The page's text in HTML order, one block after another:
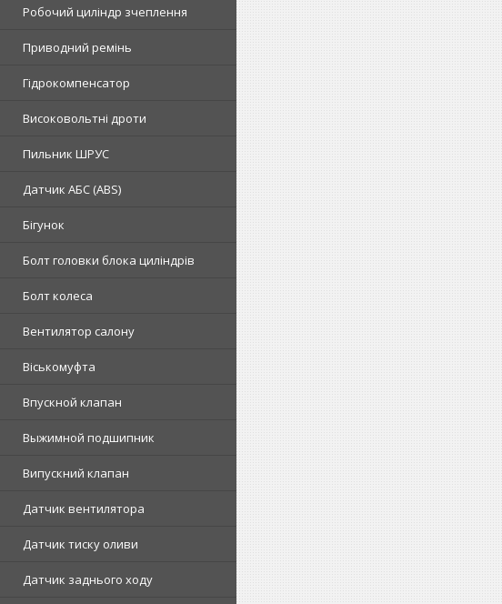
Робочий циліндр зчеплення
Приводний ремінь
Гідрокомпенсатор
Високовольтні дроти
Пильник ШРУС
Датчик АБС (ABS)
Бігунок
Болт головки блока циліндрів
Болт колеса
Вентилятор салону
Віськомуфта
Впускной клапан
Выжимной подшипник
Випускний клапан
Датчик вентилятора
Датчик тиску оливи
Датчик заднього ходу